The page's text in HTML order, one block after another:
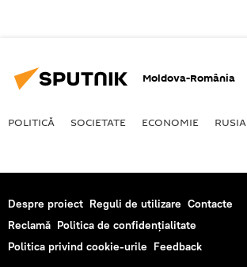
Moldova-România
POLITICĂ SOCIETATE ECONOMIE RUSIA
Despre proiect Reguli de utilizare Contacte
Reclamă Politica de confidențialitate
Politica privind cookie-urile Feedback